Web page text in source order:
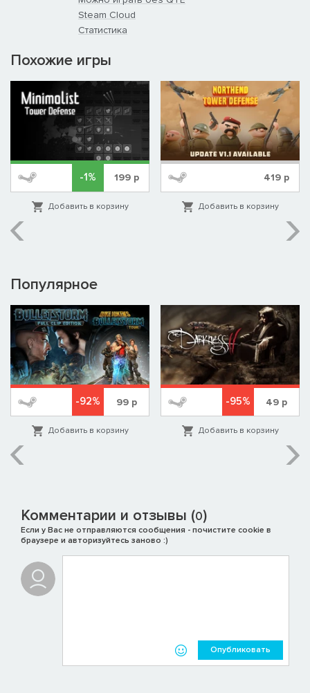
Steam Cloud
Статистика
Похожие игры
-1% 199р
Добавить в корзину
419 р
Добавить в корзину
Популярное
-92% 99р
Добавить в корзину
-95% 49 р
Добавить в корзину
Комментарии и отзывы (0)
Если у Вас не отправляются сообщения - почистите cookie в
браузере и авторизуйтесь заново :)
Опубликовать